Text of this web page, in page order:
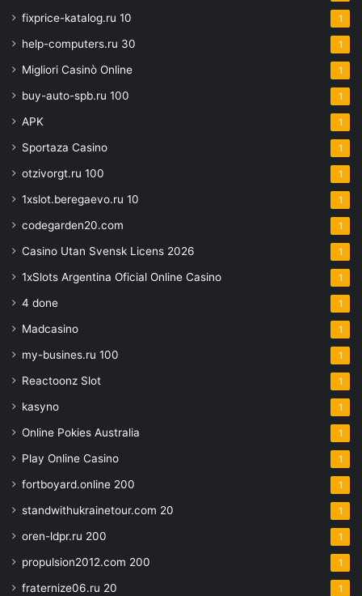
fixprice-katalog.ru 10 1
help-computers.ru 30 1
Migliori Casinò Online 1
buy-auto-spb.ru 100 1
APK 1
Sportaza Casino 1
otzivorgt.ru 100 1
1xslot.beregaevo.ru 10 1
codegarden20.com 1
Casino Utan Svensk Licens 2026 1
1xSlots Argentina Oficial Online Casino 1
4 done 1
Madcasino 1
my-busines.ru 100 1
Reactoonz Slot 1
kasyno 1
Online Pokies Australia 1
Play Online Casino 1
fortboyard.online 200 1
standwithukrainetour.com 20 1
oren-ldpr.ru 200 1
propulsion2012.com 200 1
fraternize06.ru 20 1